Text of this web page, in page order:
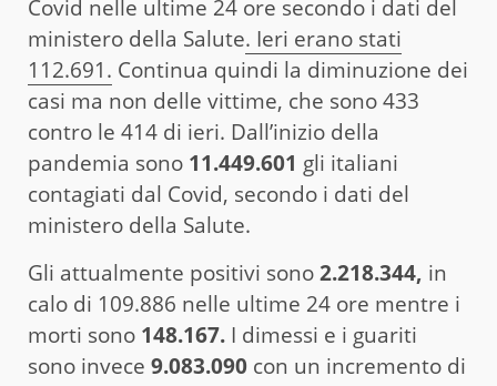
Covid nelle ultime 24 ore secondo i dati del
ministero della Salute. Ieri erano stati
112.691. Continua quindi la diminuzione dei
casi ma non delle vittime, che sono 433
contro le 414 di ieri. Dall’inizio della
pandemia sono 11.449.601 gli italiani
contagiati dal Covid, secondo i dati del
ministero della Salute.
Gli attualmente positivi sono2.218.344, in
calo di 109.886 nelle ultime 24 ore mentre i
morti sono 148.167. I dimessi e i guariti
sono invece 9.083.090 con un incremento di